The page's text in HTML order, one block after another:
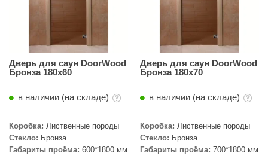
камень
Дверь для саун DoorWood
Бронза 180х60
в наличии (на складе)
Коробка: Лиственные породы
Стекло: Бронза
Габариты проёма: 600*1800 мм
Дверь для саун DoorWood
Бронза 180х70
в наличии (на складе)
Коробка: Лиственные породы
Стекло: Бронза
Габариты проёма: 700*1800 мм